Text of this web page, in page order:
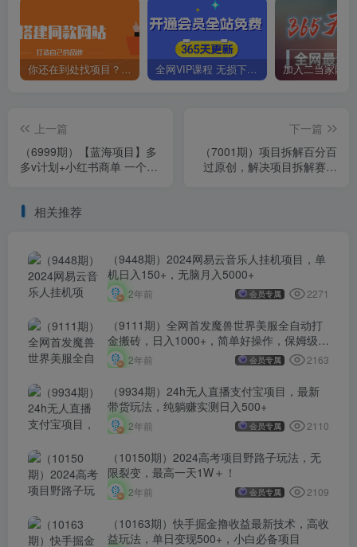
你还在到处找项目？还在当韭菜？我靠卖项目一个月收入5万+，曾经我也是个失败者。 全网VIP课程 无损下载~
上一篇
（6999期）【蓝海项目】多
多v计划+小红书商单 一个视
下一篇
（7001期）项目拆解百分百
过原创，解决项目拆解赛道
相关推荐
（9448期）2024网易云音乐人挂机项目，单
机日入150+，无脑月入5000+
2年前 会员专属 2271
（9111期）全网首发魔兽世界美服全自动打
金搬砖，日入1000+，简单好操作，保姆级教
学
2年前 会员专属 2163
（9934期）24h无人直播支付宝项目，最新
带货玩法，纯躺赚实测日入500+
2年前 会员专属 2110
（10150期）2024高考项目野路子玩法，无
限裂变，最高一天1W＋！
2年前 会员专属 2109
（10163期）快手掘金撸收益最新技术，高收
益玩法，单日变现500+，小白必备项目